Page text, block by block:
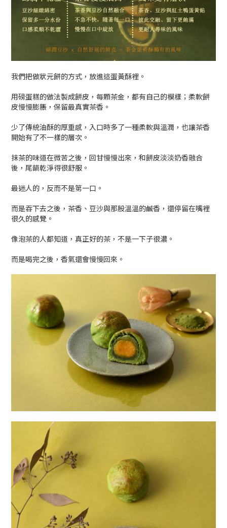
我們把做狀元餅的方式，放進這蛋黃酥裡。
用磅蛋糕的做法製成餅皮，每顆茶金，都有自己的模樣；柔軟餅
皮慢慢膨脹，保留最真實茶香。
少了傳統油酥的厚重感，入口時多了一種柔軟與溫潤，也讓茶香
開始有了不一樣的層次。
抹茶的味道在微苦之後，回甘慢慢出來，和餅皮淡淡奶香融合
後，尾韻乾淨得很舒服。
最迷人的，反而不是第一口。
而是吞下去之後，茶香、豆沙與那股溫溫的鹹香，還停留在嘴裡
很久的感覺。
像泡茶的人都知道，真正好的茶，不是一下子很濃。
而是喝完之後，香氣還會慢慢回來。